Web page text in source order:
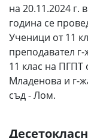
на 20.11.2024 г.
година се
Ученици от 11
преподавател
11 клас на ПГПТ
Младенова и г-
съд - Лом.